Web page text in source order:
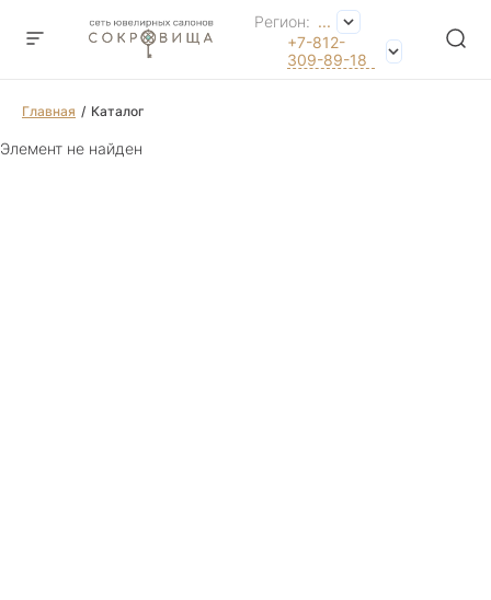
Регион: ...
+7-812-
309-89-18
Главная Каталог
Элемент не найден